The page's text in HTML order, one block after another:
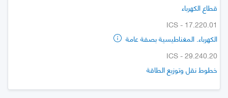
قطاع الكهرباء
ICS - 17.220.01
الكهرباء. المغناطيسية بصفة عامة
ICS - 29.240.20
خطوط نقل وتوزيع الطاقة